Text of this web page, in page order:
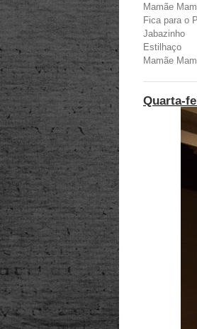
Mamãe
Fica para o
Jabazinho
Estilhaço
Mamãe
Quarta-